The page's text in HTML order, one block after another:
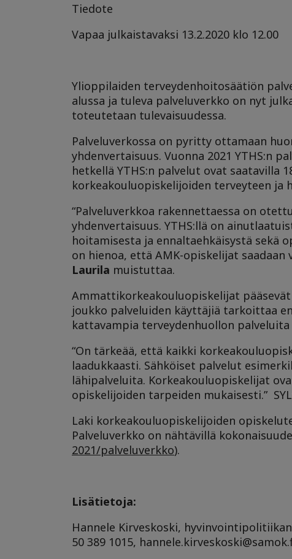
Tiedote
Vapaa julkaistavaksi 13.2.2020 klo 12.00
Ylioppilaiden terveydenhoitosäätiön
alussa ja tuleva palveluverkko on nyt
toteutetaan tulevaisuudessa.
Palveluverkossa on pyritty ottamaan
yhdenvertaisuus. Vuonna 2021 YTHS:n
hetkellä YTHS:n palvelut ovat saatavilla
korkeakouluopiskelijoiden terveyteen ja
“Palveluverkkoa rakennettaessa on
yhdenvertaisuus. YTHS:llä on
hoitamisesta ja ennaltaehkäisystä sekä
on hienoa, että AMK-opiskelijat saadaan
Laurila muistuttaa.
Ammattikorkeakouluopiskelijat
joukko palveluiden käyttäjiä tarkoittaa
kattavampia terveydenhuollon
“On tärkeää, että kaikki
laadukkaasti. Sähköiset palvelut
lähipalveluita. Korkeakouluopiskelijat
opiskelijoiden tarpeiden mukaisesti.”
Laki korkeakouluopiskelijoiden
Palveluverkko on nähtävillä
2021/palveluverkko).
Lisätietoja:
Hannele Kirveskoski,
50 389 1015, hannele.kirveskoski@